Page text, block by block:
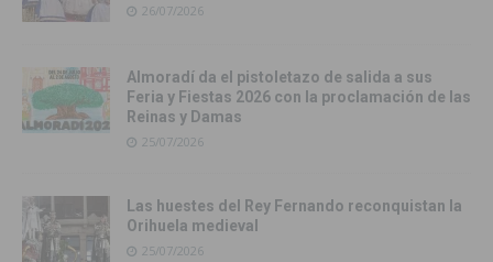
26/07/2026
Almoradí da el pistoletazo de salida a sus
Feria y Fiestas 2026 con la proclamación de las
Reinas y Damas
25/07/2026
Las huestes del Rey Fernando reconquistan la
Orihuela medieval
25/07/2026